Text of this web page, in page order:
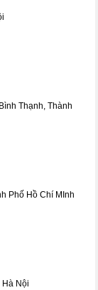
Thạnh, Thành
Phố Hồ Chí MInh
Hà Nội